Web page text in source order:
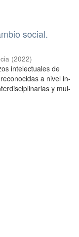
social.
(2022)
intelectuales de
a nivel in-
y mul-